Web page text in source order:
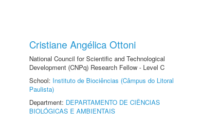
Cristiane Angélica Ottoni
National Council for Scientific and Technological
Development (CNPq) Research Fellow - Level C
School: Instituto de Biociências (Câmpus do Litoral
Paulista)
Department: DEPARTAMENTO DE CIÊNCIAS
BIOLÓGICAS E AMBIENTAIS